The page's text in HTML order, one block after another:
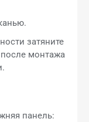
затяните
монтажа
панель: